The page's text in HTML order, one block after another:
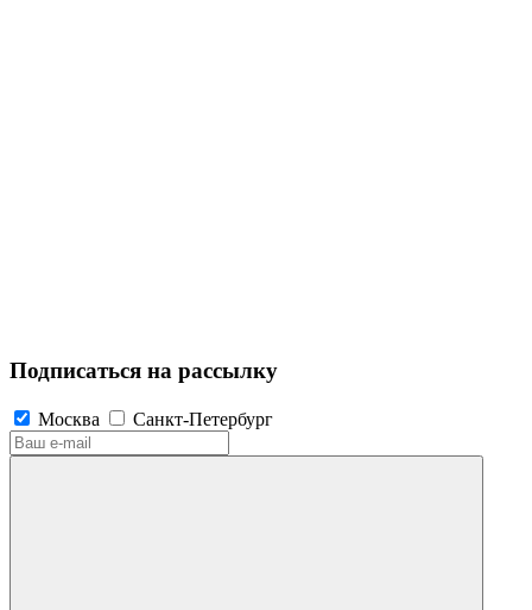
Подписаться на рассылку
Москва Санкт-Петербург